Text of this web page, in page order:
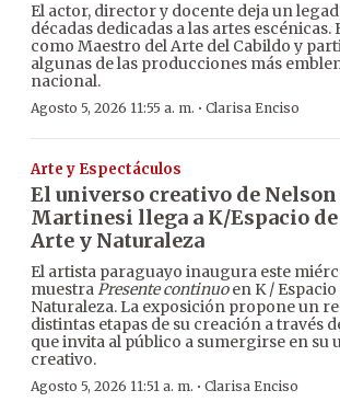
El actor, director y docente deja un
décadas dedicadas a las artes
como Maestro del Arte del Cabildo y
algunas de las producciones más
nacional.
Agosto 5, 2026 11:55 a. m. · Clarisa Enciso
Arte y Espectáculos
El universo creativo de Nelson
Martinesi llega a K/Espacio de
Arte y Naturaleza
El artista paraguayo inaugura este
muestraPresente continuoen K /
Naturaleza. La exposición propone un
distintas etapas de su creación a través
que invita al público a sumergirse en su
creativo.
Agosto 5, 2026 11:51 a. m. · Clarisa Enciso